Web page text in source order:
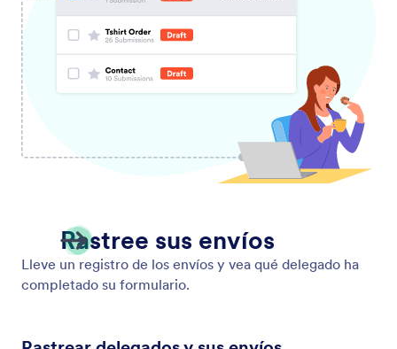
Trabajar mejor juntos. Jotform ofrece múltiples
opciones de publicación para hacerlo más fácil que
nunca y enviar sus formularios y datos
personalizados a otros.